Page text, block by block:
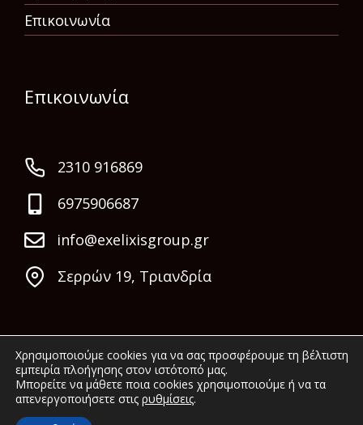
Επικοινωνία
Επικοινωνία
2310 916869
6975906687
info@exelixisgroup.gr
Σερρών 19, Τριανδρία
© 2022 Exelixis Group. All rights reserved.
Χρησιμοποιούμε cookies για να σας προσφέρουμε τη βέλτιστη
εμπειρία πλοήγησης στον ιστότοπό μας.
Μπορείτε να μάθετε ποια cookies χρησιμοποιούμε ή να τα
απενεργοποιήσετε στις ρυθμίσεις.